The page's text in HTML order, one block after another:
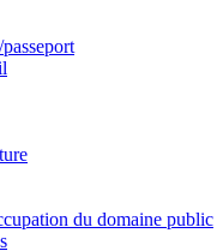
du domaine public